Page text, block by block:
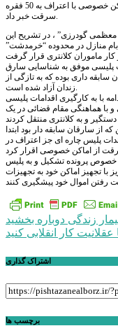
فرمانده انتظامی شهرستان کرج از دستگیری سارق اماکن خصوصی با اعتراف به 50 فقره
سرقت خبر داد.
معظمی گودرزی” ، در تشريح اين
منازل در محدوده “خرمدشت”
پلیسی موفق به شناسایی سارق
سابقه داری بوده که به تازگی از
زندان آزاد شده است.
با به کارگیری اقدامات پلیسی
با هماهنگی مقام قضائی در یک
از سارقان سابقه دار بود ابتدا
پلیس چاره ای جز اعتراف در
خصوص پرونده تشکیل و به پلیس
با تجهیز اماکن خود به تجهیزات
راهبری
نوشته
عقلانیت کار انقلابی کنید
اشتراک گذاری
برچسب ها